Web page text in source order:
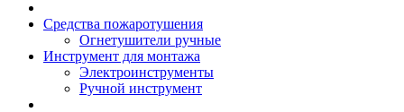
Средства пожаротушения
Огнетушители ручные
Инструмент для монтажа
Электроинструменты
Ручной инструмент